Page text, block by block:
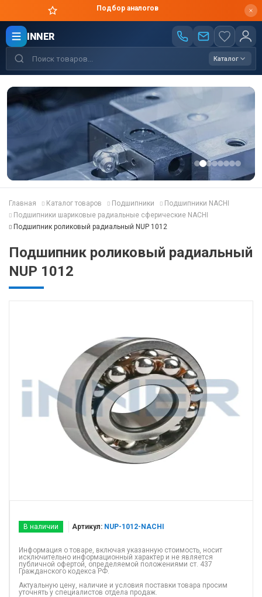
Подбор аналогов
INNER
Каталог
Главная Каталог товаров Подшипники
Подшипники NACHI
Подшипники шариковые радиальные сферические NACHI
Подшипник роликовый радиальный NUP 1012
Подшипник роликовый радиальный
NUP 1012
В наличии Артикул: NUP-1012-NACHI
Информация о товаре, включая указанную стоимость, носит
исключительно информационный характер и не является
публичной офертой, определяемой положениями ст. 437
Гражданского кодекса РФ.
Актуальную цену, наличие и условия поставки товара просим
уточнять у специалистов отдела продаж.